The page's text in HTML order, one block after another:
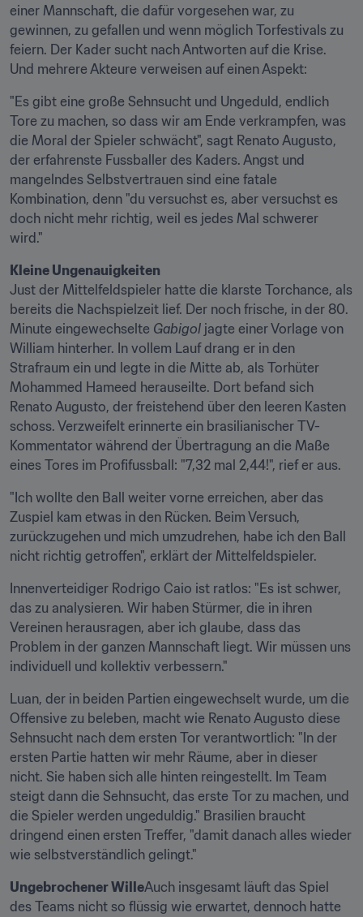
einer Mannschaft, die dafür vorgesehen war, zu
gewinnen, zu gefallen und wenn möglich Torfestivals zu
feiern. Der Kader sucht nach Antworten auf die Krise.
Und mehrere Akteure verweisen auf einen Aspekt:
"Es gibt eine große Sehnsucht und Ungeduld, endlich
Tore zu machen, so dass wir am Ende verkrampfen, was
die Moral der Spieler schwächt", sagt Renato Augusto,
der erfahrenste Fussballer des Kaders. Angst und
mangelndes Selbstvertrauen sind eine fatale
Kombination, denn "du versuchst es, aber versuchst es
doch nicht mehr richtig, weil es jedes Mal schwerer
wird."
Kleine Ungenauigkeiten
Just der Mittelfeldspieler hatte die klarste Torchance, als
bereits die Nachspielzeit lief. Der noch frische, in der 80.
Minute eingewechselte Gabigol jagte einer Vorlage von
William hinterher. In vollem Lauf drang er in den
Strafraum ein und legte in die Mitte ab, als Torhüter
Mohammed Hameed herauseilte. Dort befand sich
Renato Augusto, der freistehend über den leeren Kasten
schoss. Verzweifelt erinnerte ein brasilianischer TV-
Kommentator während der Übertragung an die Maße
eines Tores im Profifussball: "7,32 mal 2,44!", rief er aus.
"Ich wollte den Ball weiter vorne erreichen, aber das
Zuspiel kam etwas in den Rücken. Beim Versuch,
zurückzugehen und mich umzudrehen, habe ich den Ball
nicht richtig getroffen", erklärt der Mittelfeldspieler.
Innenverteidiger Rodrigo Caio ist ratlos: "Es ist schwer,
das zu analysieren. Wir haben Stürmer, die in ihren
Vereinen herausragen, aber ich glaube, dass das
Problem in der ganzen Mannschaft liegt. Wir müssen uns
individuell und kollektiv verbessern."
Luan, der in beiden Partien eingewechselt wurde, um die
Offensive zu beleben, macht wie Renato Augusto diese
Sehnsucht nach dem ersten Tor verantwortlich: "In der
ersten Partie hatten wir mehr Räume, aber in dieser
nicht. Sie haben sich alle hinten reingestellt. Im Team
steigt dann die Sehnsucht, das erste Tor zu machen, und
die Spieler werden ungeduldig." Brasilien braucht
dringend einen ersten Treffer, "damit danach alles wieder
wie selbstverständlich gelingt."
Ungebrochener WilleAuch insgesamt läuft das Spiel
des Teams nicht so flüssig wie erwartet, dennoch hatte